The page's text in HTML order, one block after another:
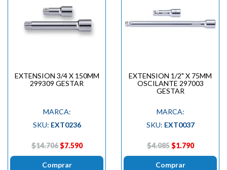
EXTENSION 3/4 X 150MM
299309 GESTAR
MARCA:
SKU: EXT0236
$14.706 $7.590
Comprar
EXTENSION 1/2" X 75MM
OSCILANTE 297003
GESTAR
MARCA:
SKU: EXT0037
$4.085 $1.790
Comprar